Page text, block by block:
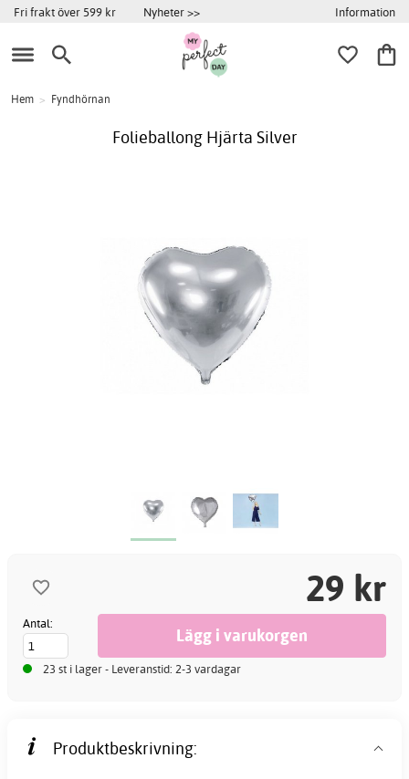
Fri frakt över 599 kr Nyheter >> Information
Hem > Fyndhörnan
Folieballong Hjärta Silver
29 kr
Antal:
23 st i lager - Leveranstid: 2-3 vardagar
Produktbeskrivning: